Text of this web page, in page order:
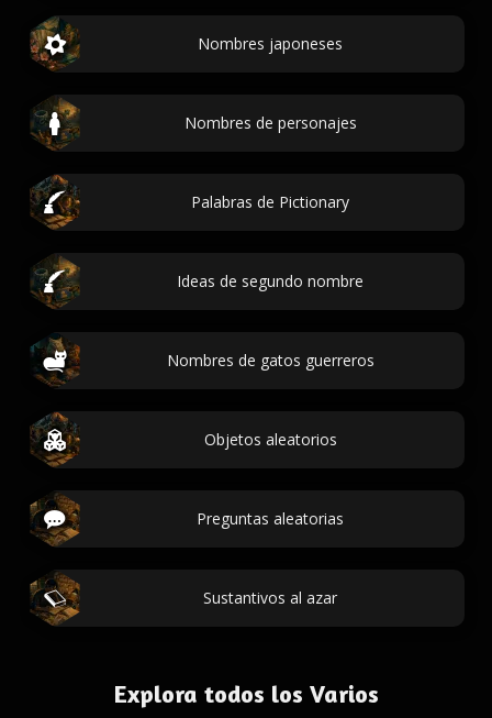
Nombres japoneses
Nombres de personajes
Palabras de Pictionary
Ideas de segundo nombre
Nombres de gatos guerreros
Objetos aleatorios
Preguntas aleatorias
Sustantivos al azar
Explora todos los Varios